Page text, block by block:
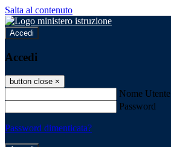
Salta al contenuto
Accedi
Accedi
button close ×
Nome Utente
Password
Password dimenticata?